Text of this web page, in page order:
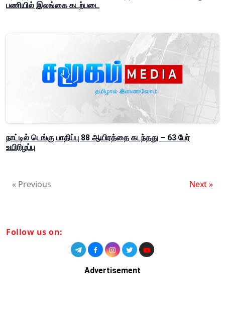
பணியில் இலங்கை கடற்படை
நாட்டில் டெங்கு பாதிப்பு 88 ஆயிரத்தை கடந்தது – 63 பேர்
உயிரிழப்பு
« Previous Next »
Follow us on:
Advertisement